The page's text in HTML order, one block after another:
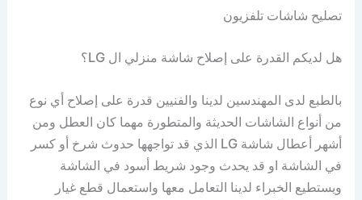
تصليح شاشات تلفزيون
هل لديكم القدرة على إصلاح شاشة منزلي ال LG؟
بالطبع لدى المهندسين لدينا والفنيين قدرة على إصلاح أي نوع
من أنواع الشاشات الحديثة والمتطورة مهما كان العطل ومن
أشهر أعطال شاشة LG الذي قد تواجهها حدوث شرخ أو كسر
في الشاشة او قد يحدث وجود شريط أسود في الشاشة
ويستطيع الخبراء لدينا التعامل معها واستعمال قطع غيار